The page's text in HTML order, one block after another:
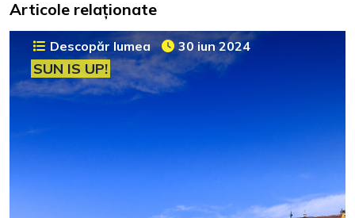
Articole relaționate
Descopăr lumea 30 iun 2024
SUN IS UP!